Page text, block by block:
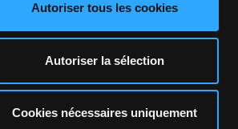
Autoriser tous les cookies
Autoriser la sélection
Cookies nécessaires uniquement